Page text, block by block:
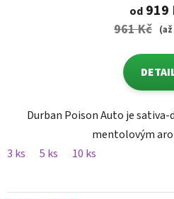
od919
961 Kč
Durban Poison Auto je
mentolovým
3 ks
5 ks 10 ks